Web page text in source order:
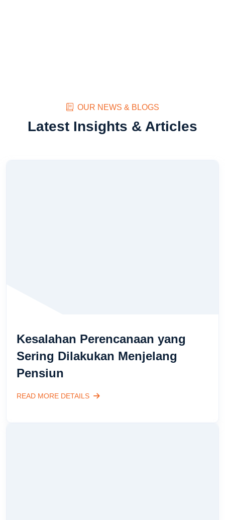
OUR NEWS & BLOGS
Latest Insights & Articles
Kesalahan Perencanaan yang
Sering Dilakukan Menjelang
Pensiun
READ MORE DETAILS